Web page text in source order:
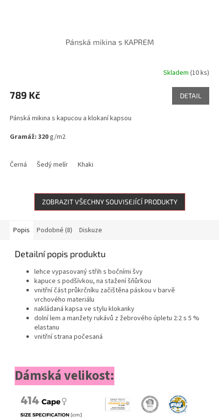
Pánská mikina s KAPREM
produktu
je
z
hvězdiček.
Skladem(10 ks)
789 Kč DETAIL
Pánská mikina s kapucou a klokaní kapsou
Gramáž: 320g/m2
Černá
Šedý melír Khaki
ZOBRAZIT VŠECHNY SOUVISEJÍCÍ PRODUKTY
Popis Podobné (8) Diskuze
Detailní popis produktu
lehce vypasovaný střih s bočními švy
kapuce s podšívkou, na stažení šňůrkou
vnitřní část průkrčníku začištěna páskou v barvě
vrchového materiálu
nakládaná kapsa ve stylu klokanky
dolní lem a manžety rukávů z žebrového úpletu 2:2 s 5 %
elastanu
vnitřní strana počesaná
Dámská velikost: